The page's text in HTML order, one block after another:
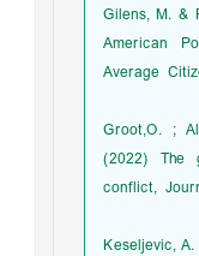
Gilens, M.
American
Average
Groot,O. ;
(2022)
conflict,
Keseljevic,